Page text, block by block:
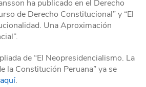
ha publicado en el Derecho
de Derecho Constitucional” y “El
Una Aproximación
de “El Neopresidencialismo. La
la Constitución Peruana” ya se
aquí.